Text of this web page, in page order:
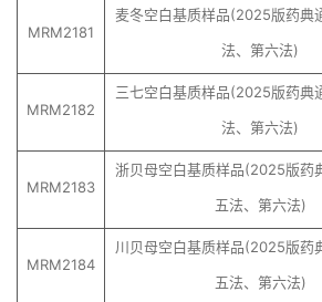
MRM2181
麦冬空白基质样品(2025版药典
法、第六法)
MRM2182
三七空白基质样品(2025版药典
法、第六法)
MRM2183
浙贝母空白基质样品(2025版药
五法、第六法)
MRM2184
川贝母空白基质样品(2025版药
五法、第六法)